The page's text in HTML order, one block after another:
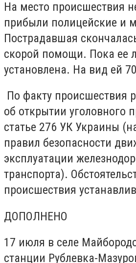
На место происшествия
прибыли полицейские и
Пострадавшая
скорой помощи. Пока ее
установлена. На вид ей
По факту происшествия
об открытии уголовного
статье 276 УК Украины
правил безопасности
эксплуатации
транспорта).
происшествия
ДОПОЛНЕНО
17 июля в селе
станции Рублевка-